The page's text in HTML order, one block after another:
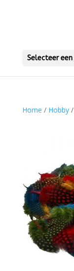
Selecteer een
Home / Hobby/